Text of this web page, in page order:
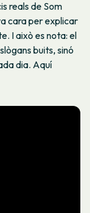
reals de Som
cara per explicar
I això es nota: el
buits, sinó
dia. Aquí